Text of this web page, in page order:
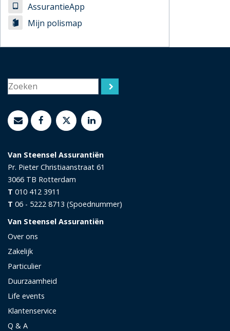
AssurantieApp
Mijn polismap
Van Steensel Assurantiën
Pr. Pieter Christiaanstraat 61
3066 TB Rotterdam
T 010 412 3911
T 06 - 5222 8713 (Spoednummer)
Van Steensel Assurantiën
Over ons
Zakelijk
Particulier
Duurzaamheid
Life events
Klantenservice
Q & A